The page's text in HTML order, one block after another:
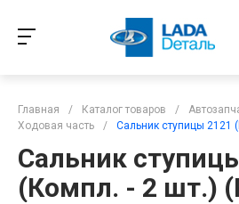
Главная / Каталог товаров /
Ходовая часть
/ Сальник ступицы 2121
Сальник
(Компл. - 2 шт.)